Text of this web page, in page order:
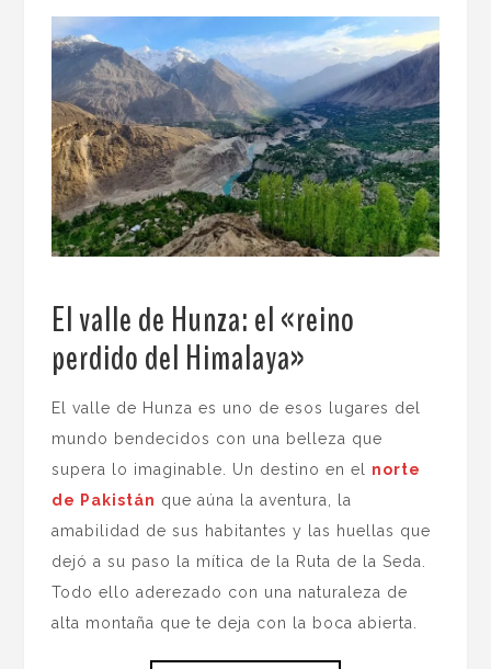
El valle de Hunza: el «reino
perdido del Himalaya»
El valle de Hunza es uno de esos lugares del
mundo bendecidos con una belleza que
supera lo imaginable. Un destino en el norte
de Pakistán que aúna la aventura, la
amabilidad de sus habitantes y las huellas que
dejó a su paso la mítica de la Ruta de la Seda.
Todo ello aderezado con una naturaleza de
alta montaña que te deja con la boca abierta.